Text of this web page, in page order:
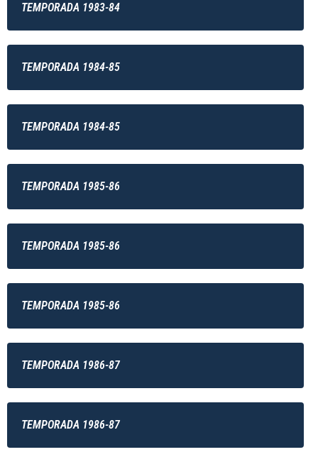
TEMPORADA 1983-84
TEMPORADA 1984-85
TEMPORADA 1984-85
TEMPORADA 1985-86
TEMPORADA 1985-86
TEMPORADA 1985-86
TEMPORADA 1986-87
TEMPORADA 1986-87